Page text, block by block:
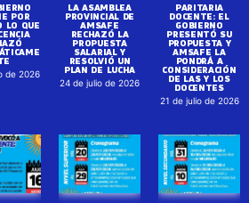
POR
LO QUE
de 2026
LA ASAMBLEA
PROVINCIAL DE
AMSAFE
RECHAZÓ LA
PROPUESTA
SALARIAL Y
RESOLVIÓ UN
PLAN DE LUCHA
24 de julio de 2026
PARITARIA
DOCENTE: EL
GOBIERNO
PRESENTÓ SU
PROPUESTA Y
AMSAFE LA
PONDRÁ A
CONSIDERACIÓN
DE LAS Y LOS
DOCENTES
21 de julio de 2026